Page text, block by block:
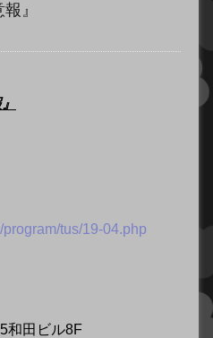
』
tus/19-04.php
和田ビル8F